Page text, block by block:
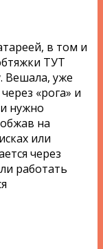
в том и
ТУТ
Вешала, уже
«рога» и
нужно
на
или
через
работать